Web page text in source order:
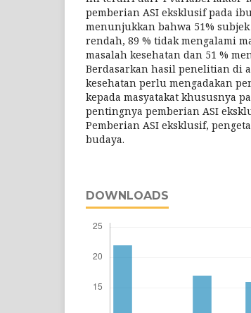
pemberian ASI eksklusif pada
menunjukkan bahwa 51%
rendah, 89 % tidak mengalami
masalah kesehatan dan 51 %
Berdasarkan hasil penelitian di
kesehatan perlu mengadakan
kepada masyatakat khususnya
pentingnya pemberian ASI
Pemberian ASI eksklusif,
budaya.
DOWNLOADS